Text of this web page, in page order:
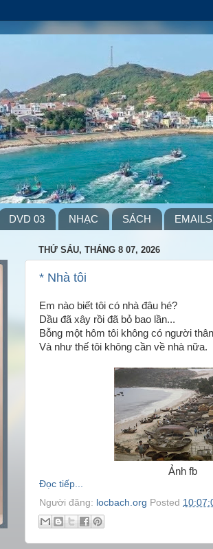
DVD 03 NHẠC SÁCH EMAILS
THỨ SÁU, THÁNG 8 07, 2026
* Nhà tôi
Em nào biết tôi có nhà đâu hé?
Dầu đã xây rồi đã bỏ bao lần...
Bỗng một hôm tôi không có người
Và như thế tôi không cần về nhà nữa.
Ảnh fb
Đọc tiếp...
Người đăng: locbach.org Posted